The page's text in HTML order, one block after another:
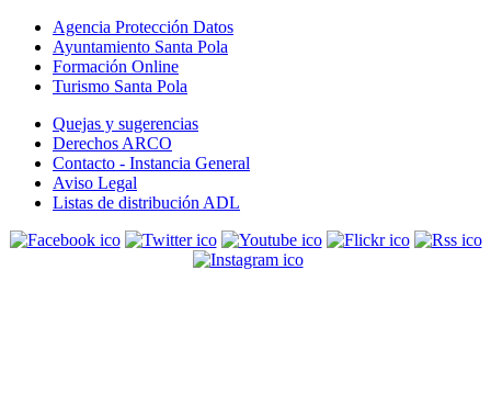
Agencia Protección Datos
Ayuntamiento Santa Pola
Formación Online
Turismo Santa Pola
Quejas y sugerencias
Derechos ARCO
Contacto - Instancia General
Aviso Legal
Listas de distribución ADL